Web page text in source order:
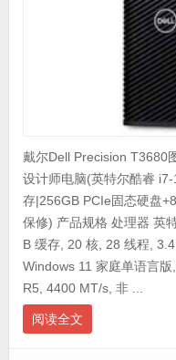
戴尔Dell Precision T3680
设计师电脑(英特尔酷睿
存|256GB PCIe固态硬盘
保修) 产品规格 处理器 英
B 缓存, 20 核, 28 线程,
Windows 11 家庭单语言
R5, 4400 MT/s, 非 ...
阅读全文